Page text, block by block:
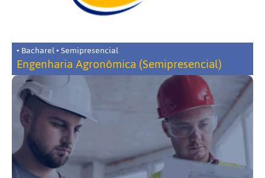
• Bacharel • Semipresencial
Engenharia Agronômica (Semipresencial)